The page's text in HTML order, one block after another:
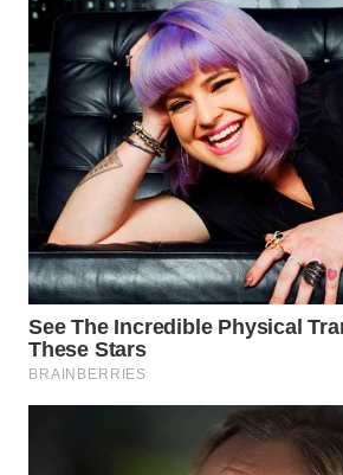
TANGERANG
WN
BINJAI
WN
CIREBON
WN
INDRAMAYU
WN
KUNINGAN